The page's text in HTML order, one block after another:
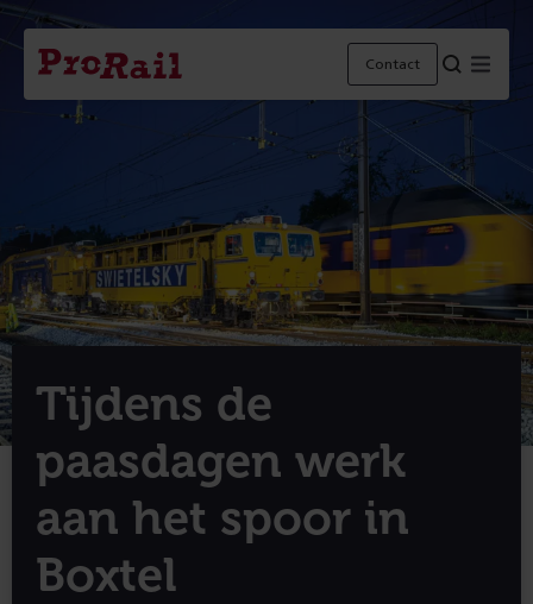
Navigatie
Homepage
ProRail
Contact
Tijdens de
paasdagen werk
aan het spoor in
Boxtel